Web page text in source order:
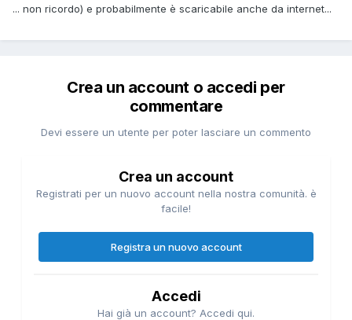
... non ricordo) e probabilmente è scaricabile anche da internet...
Crea un account o accedi per
commentare
Devi essere un utente per poter lasciare un commento
Crea un account
Registrati per un nuovo account nella nostra comunità. è
facile!
Registra un nuovo account
Accedi
Hai già un account? Accedi qui.